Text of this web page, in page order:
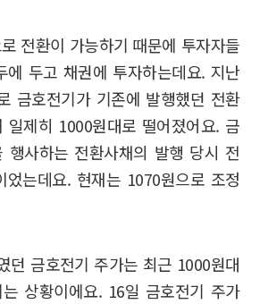
전환이 가능하기 때문에 투자자들
에 두고 채권에 투자하는데요. 지난
금호전기가 기존에 발행했던 전환
일제히 1000원대로 떨어졌어요. 금
행사하는 전환사채의 발행 당시 전
었는데요. 현재는 1070원으로 조정
던 금호전기 주가는 최근 1000원대
상황이에요. 16일 금호전기 주가